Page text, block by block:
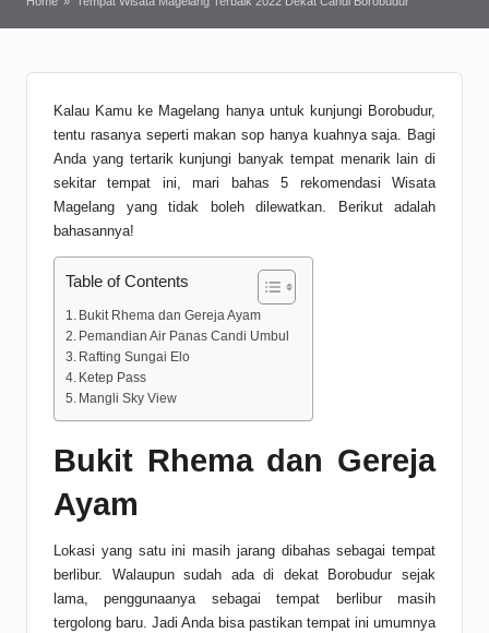
Kalau Kamu ke Magelang hanya untuk kunjungi Borobudur,
tentu rasanya seperti makan sop hanya kuahnya saja. Bagi
Anda yang tertarik kunjungi banyak tempat menarik lain di
sekitar tempat ini, mari bahas 5 rekomendasi Wisata
Magelang yang tidak boleh dilewatkan. Berikut adalah
bahasannya!
Table of Contents
Bukit Rhema dan Gereja Ayam
Pemandian Air Panas Candi Umbul
Rafting Sungai Elo
Ketep Pass
Mangli Sky View
Bukit Rhema dan Gereja
Ayam
Lokasi yang satu ini masih jarang dibahas sebagai tempat
berlibur. Walaupun sudah ada di dekat Borobudur sejak
lama, penggunaanya sebagai tempat berlibur masih
tergolong baru. Jadi Anda bisa pastikan tempat ini umumnya